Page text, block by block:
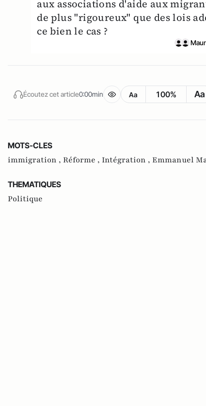
aux associations d'aide aux
de plus "rigoureux" que des lois
ce bien le cas ?
Écoutez cet article0:00min Aa 100% Aa
MOTS-CLES
immigration , Réforme , Intégration , Emmanuel
THEMATIQUES
Politique